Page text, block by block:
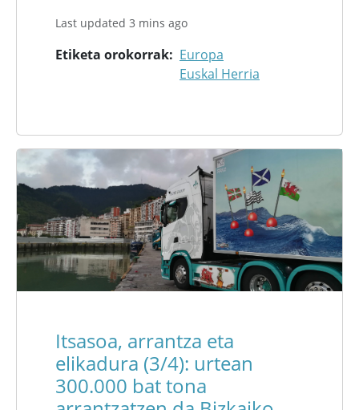
Last updated 3 mins ago
Etiketa orokorrak
Europa
Euskal Herria
Itsasoa, arrantza eta
elikadura (3/4): urtean
300.000 bat tona